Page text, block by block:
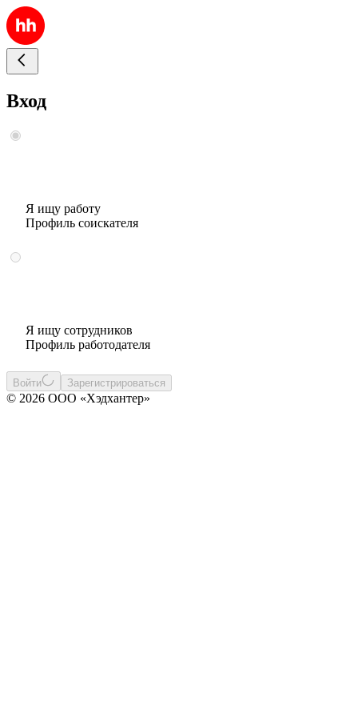
Вход
Я ищу работу
Профиль соискателя
Я ищу сотрудников
Профиль работодателя
Войти Зарегистрироваться
© 2026 ООО «Хэдхантер»